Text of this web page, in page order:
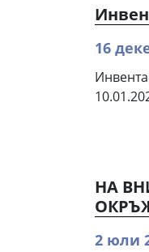
16
НА
2 юли